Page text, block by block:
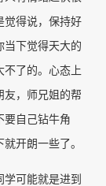
觉得说，保持好
当下觉得天大的
不了的。心态上
友，师兄姐的帮
要自己钻牛角
开朗一些了。
可能就是进到